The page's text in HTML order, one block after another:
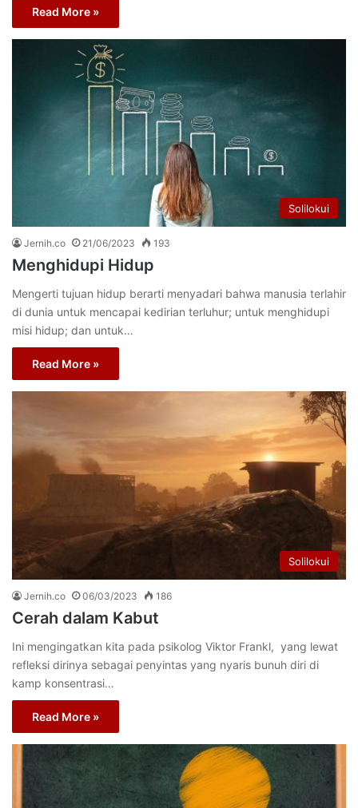
Read More »
Solilokui
Jernih.co 21/06/2023 193
Menghidupi Hidup
Mengerti tujuan hidup berarti menyadari bahwa manusia terlahir
di dunia untuk mencapai kedirian terluhur; untuk menghidupi
misi hidup; dan untuk…
Read More »
Solilokui
Jernih.co 06/03/2023 186
Cerah dalam Kabut
Ini mengingatkan kita pada psikolog Viktor Frankl, yang lewat
refleksi dirinya sebagai penyintas yang nyaris bunuh diri di
kamp konsentrasi…
Read More »